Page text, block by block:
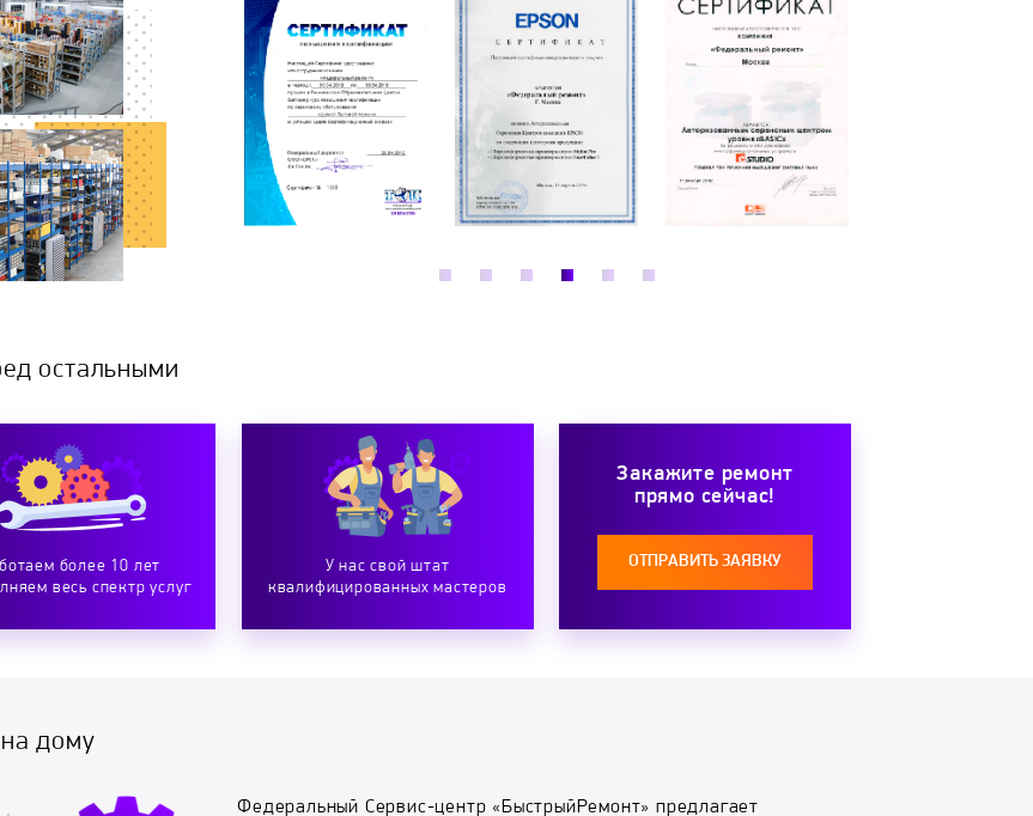
остальными
более 10 лет
весь спектр услуг
У нас свой штат
квалифицированных мастеров
Закажите ремонт
прямо сейчас!
ОТПРАВИТЬ ЗАЯВКУ
на дому
Федеральный Сервис-центр «БыстрыйРемонт» предлагает